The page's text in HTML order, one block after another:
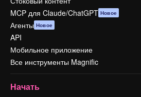
MCP для Claude/ChatGPT Новое
Агенты Новое
API
Мобильное приложение
Все инструменты Magnific
Начать